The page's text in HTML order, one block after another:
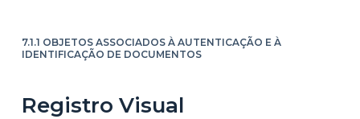
o
c
n
7.1.1 OBJETOS ASSOCIADOS À AUTENTICAÇÃO E À
IDENTIFICAÇÃO DE DOCUMENTOS
Registro Visual